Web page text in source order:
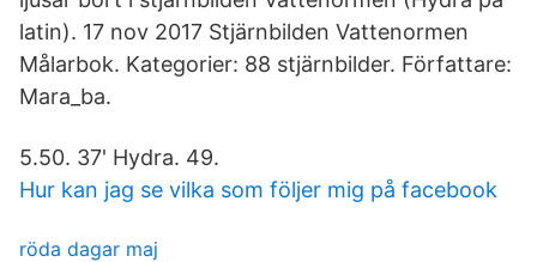
latin). 17 nov 2017 Stjärnbilden Vattenormen
Målarbok. Kategorier: 88 stjärnbilder. Författare:
Mara_ba.
5.50. 37' Hydra. 49.
Hur kan jag se vilka som följer mig på facebook
röda dagar maj